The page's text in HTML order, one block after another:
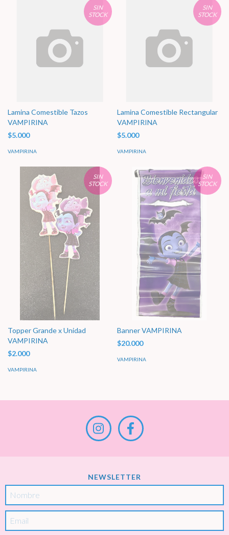
SIN
STOCK
Lamina Comestible Tazos
VAMPIRINA
$5.000
VAMPIRINA
SIN
STOCK
Lamina Comestible Rectangular
VAMPIRINA
$5.000
VAMPIRINA
SIN
STOCK
Topper Grande x Unidad
VAMPIRINA
$2.000
VAMPIRINA
SIN
STOCK
Banner VAMPIRINA
$20.000
VAMPIRINA
NEWSLETTER